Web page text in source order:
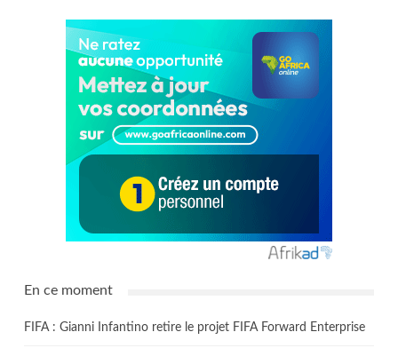
En ce moment
FIFA : Gianni Infantino retire le projet FIFA Forward Enterprise